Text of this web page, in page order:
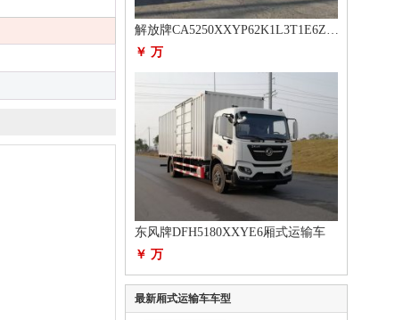
￥ 万
东风牌DFH5180XXYE6厢式运输车
￥ 万
最新厢式运输车车型